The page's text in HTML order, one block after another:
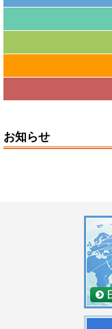
お知らせ